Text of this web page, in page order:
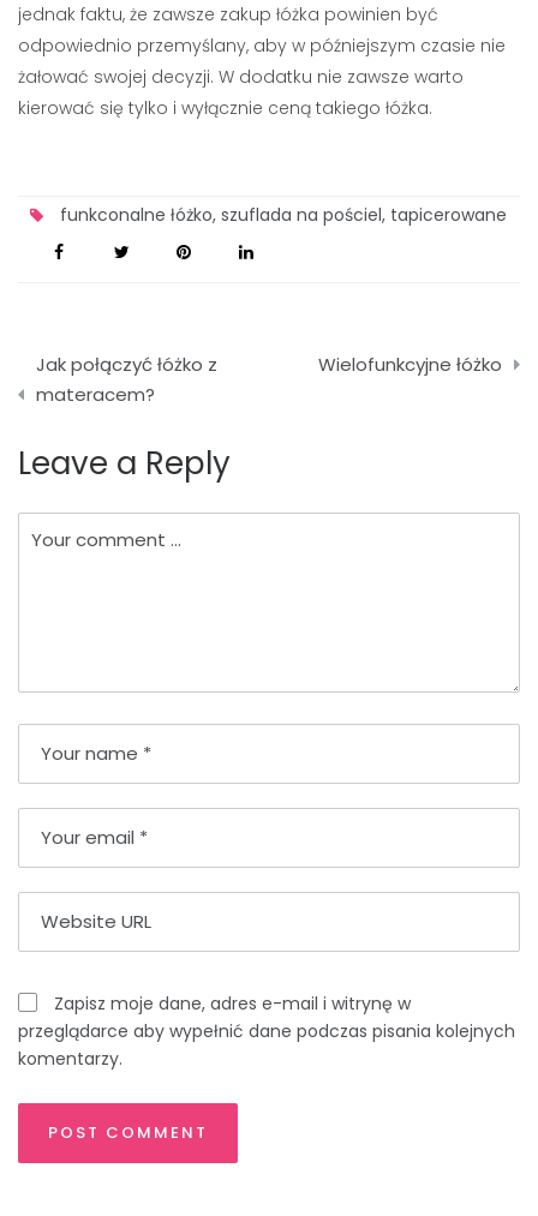
jednak faktu, że zawsze zakup łóżka powinien być
odpowiednio przemyślany, aby w późniejszym czasie nie
żałować swojej decyzji. W dodatku nie zawsze warto
kierować się tylko i wyłącznie ceną takiego łóżka.
funkconalne łóżko, szuflada na pościel, tapicerowane
Nawigacja
wpisu
Jak połączyć łóżko z
materacem?
Wielofunkcyjne łóżko
Leave a Reply
Zapisz moje dane, adres e-mail i witrynę w
przeglądarce aby wypełnić dane podczas pisania kolejnych
komentarzy.